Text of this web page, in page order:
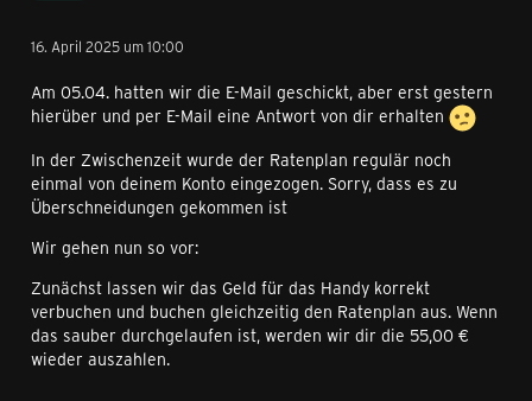
Was wünscht du?
Gruß Patrick
16. April 2025 um 10:00
Am 05.04. hatten wir die E-Mail geschickt, aber erst gestern
hierüber und per E-Mail eine Antwort von dir erhalten
In der Zwischenzeit wurde der Ratenplan regulär noch
einmal von deinem Konto eingezogen. Sorry, dass es zu
Überschneidungen gekommen ist
Wir gehen nun so vor:
Zunächst lassen wir das Geld für das Handy korrekt
verbuchen und buchen gleichzeitig den Ratenplan aus. Wenn
das sauber durchgelaufen ist, werden wir dir die 55,00 €
wieder auszahlen.